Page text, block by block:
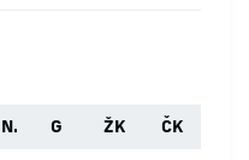
G ŽK ČK